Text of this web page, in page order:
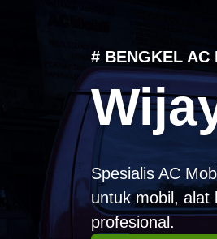
# BENGKEL AC
Spesialis AC
untuk mobil, alat
profesional.